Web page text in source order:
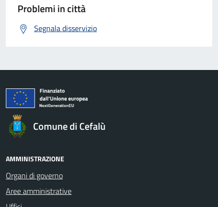
Problemi in città
Segnala disservizio
Comune di Cefalù
AMMINISTRAZIONE
Organi di governo
Aree amministrative